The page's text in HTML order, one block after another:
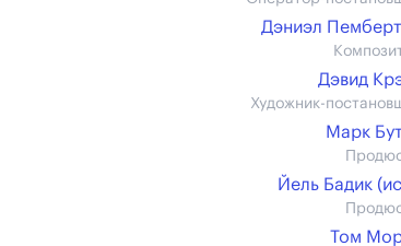
Дэниэл
Дэвид
Художник-
Марк
Йель Бадик
Том